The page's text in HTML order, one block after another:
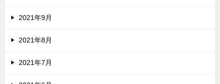
2021年9月
2021年8月
2021年7月